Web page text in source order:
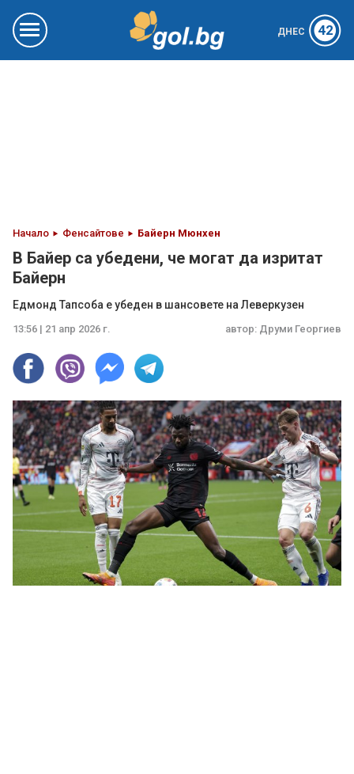
ДНЕС 42
Начало Фенсайтове Байерн Мюнхен
В Байер са убедени, че могат да изритат
Байерн
Едмонд Тапсоба е убеден в шансовете на Леверкузен
13:56 | 21 апр 2026 г. автор: Друми Георгиев